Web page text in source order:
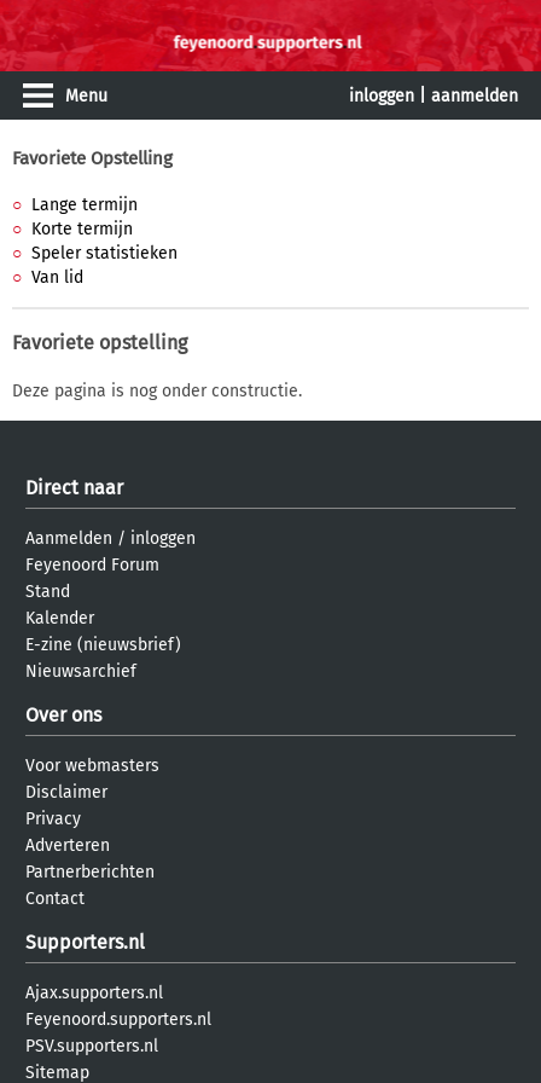
Menu inloggen aanmelden
Favoriete Opstelling
Lange termijn
Korte termijn
Speler statistieken
Van lid
Favoriete opstelling
Deze pagina is nog onder constructie.
Direct naar
Aanmelden / inloggen
Feyenoord Forum
Stand
Kalender
E-zine (nieuwsbrief)
Nieuwsarchief
Over ons
Voor webmasters
Disclaimer
Privacy
Adverteren
Partnerberichten
Contact
Supporters.nl
Ajax.supporters.nl
Feyenoord.supporters.nl
PSV.supporters.nl
Sitemap